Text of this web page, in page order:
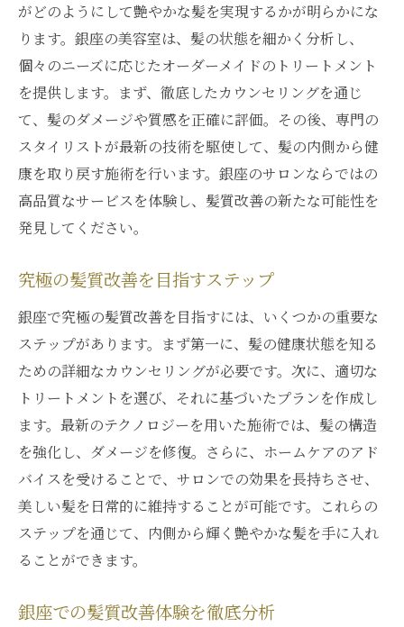
がどのようにして艶やかな髪を実現するかが明らかにな
ります。銀座の美容室は、髪の状態を細かく分析し、
個々のニーズに応じたオーダーメイドのトリートメント
を提供します。まず、徹底したカウンセリングを通じ
て、髪のダメージや質感を正確に評価。その後、専門の
スタイリストが最新の技術を駆使して、髪の内側から健
康を取り戻す施術を行います。銀座のサロンならではの
高品質なサービスを体験し、髪質改善の新たな可能性を
発見してください。
究極の髪質改善を目指すステップ
銀座で究極の髪質改善を目指すには、いくつかの重要な
ステップがあります。まず第一に、髪の健康状態を知る
ための詳細なカウンセリングが必要です。次に、適切な
トリートメントを選び、それに基づいたプランを作成し
ます。最新のテクノロジーを用いた施術では、髪の構造
を強化し、ダメージを修復。さらに、ホームケアのアド
バイスを受けることで、サロンでの効果を長持ちさせ、
美しい髪を日常的に維持することが可能です。これらの
ステップを通じて、内側から輝く艶やかな髪を手に入れ
ることができます。
銀座での髪質改善体験を徹底分析